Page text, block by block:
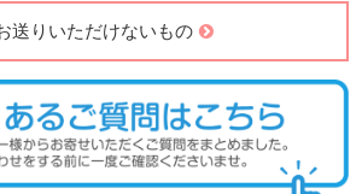
送りいただけないもの